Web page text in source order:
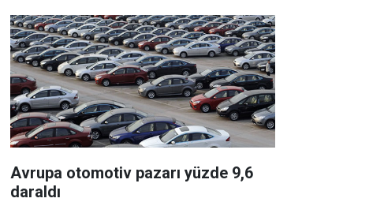
Avrupa otomotiv pazarı yüzde 9,6
daraldı